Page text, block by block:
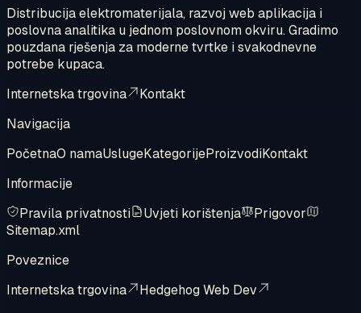
Distribucija elektromaterijala, razvoj web aplikacija i
poslovna analitika u jednom poslovnom okviru. Gradimo
pouzdana rješenja za moderne tvrtke i svakodnevne
potrebe kupaca.
Internetska trgovina
Kontakt
Navigacija
PočetnaO namaUslugeKategorijeProizvodiKontakt
Informacije
Pravila privatnosti
Uvjeti korištenja
Prigovor
Sitemap.xml
Poveznice
Internetska trgovina
Hedgehog Web Dev